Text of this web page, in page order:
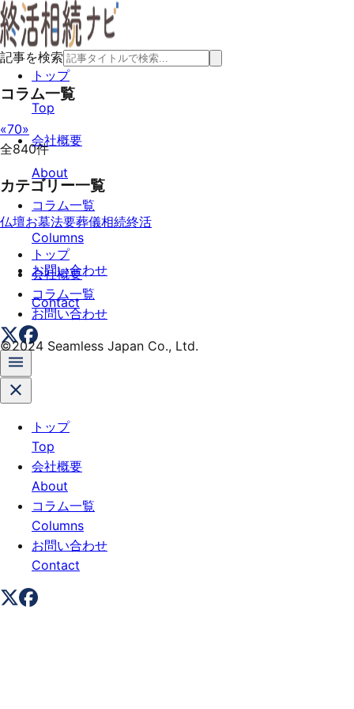
トップ
Top
会社概要
About
コラム一覧
Columns
お問い合わせ
Contact
トップ
Top
会社概要
About
コラム一覧
Columns
お問い合わせ
Contact
記事を検索
コラム一覧
«70»
全840件
カテゴリー一覧
仏壇お墓法要葬儀相続終活
トップ
会社概要
コラム一覧
お問い合わせ
©2024 Seamless Japan Co., Ltd.